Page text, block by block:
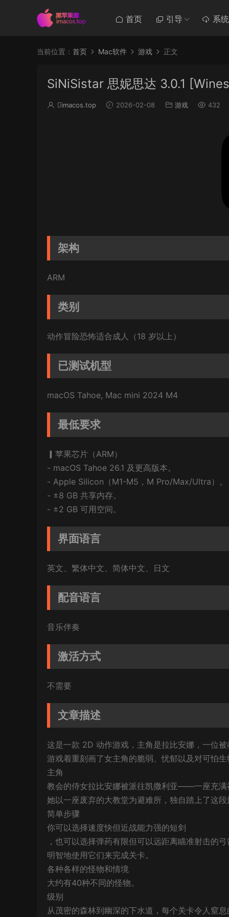
首页 引导 系统
当前位置： 首页 Mac软件 游戏 正文
SiNiSistar 思妮思达 3.0.1
imacos.top 2026-02-08 游戏 432
架构
ARM
类别
动作冒险恐怖适合成人（18 岁以上）
已测试机型
macOS Tahoe, Mac mini 2024 M4
最低要求
▎苹果芯片（ARM）
- macOS Tahoe 26.1 及更高版本。
- Apple Silicon（M1-M5，M Pro/Max/Ultra）。
- ±8 GB 共享内存。
- ±2 GB 可用空间。
界面语言
英文、繁体中文、简体中文、日文
配音语言
音乐伴奏
激活方式
不需要
文章描述
这是一款 2D 动作游戏，主角是拉比安娜，一位
游戏着重刻画了女主角的脆弱、忧郁以及对可怕
主角
教会的侍女拉比安娜被派往凯撒利亚——一座充满
她以一座废弃的大教堂为避难所，独自踏上了这
简单步骤
你可以选择速度快但近战能力强的短剑
，也可以选择弹药有限但可以远距离瞄准射击的
明智地使用它们来完成关卡。
各种各样的怪物和情境
大约有40种不同的怪物。
级别
从茂密的森林到幽深的下水道，每个关卡令人窒